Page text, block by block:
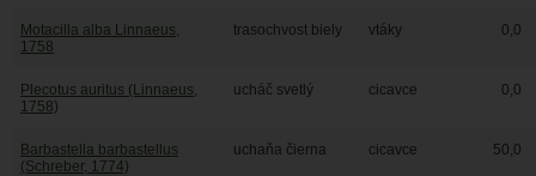
Motacilla alba Linnaeus,
1758
trasochvost biely vtáky 0,0
Plecotus auritus (Linnaeus,
1758)
ucháč svetlý cicavce 0,0
Barbastella barbastellus
(Schreber, 1774)
uchaňa čierna cicavce 50,0